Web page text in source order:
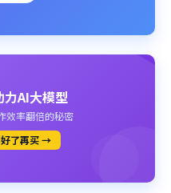
AI大模型
效率翻倍的秘密
好了再买 →